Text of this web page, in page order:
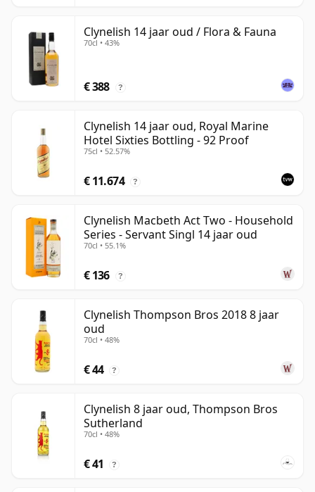
Clynelish 14 jaar oud / Flora & Fauna
70cl • 43%
€ 388 ?
Clynelish 14 jaar oud, Royal Marine
Hotel Sixties Bottling - 92 Proof
75cl • 52.57%
€ 11.674 ?
Clynelish Macbeth Act Two - Household
Series - Servant Singl 14 jaar oud
70cl • 55.1%
€ 136 ?
Clynelish Thompson Bros 2018 8 jaar
oud
70cl • 48%
€ 44 ?
Clynelish 8 jaar oud, Thompson Bros
Sutherland
70cl • 48%
€ 41 ?